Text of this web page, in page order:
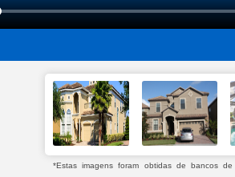
*Estas imagens foram obtidas de bancos